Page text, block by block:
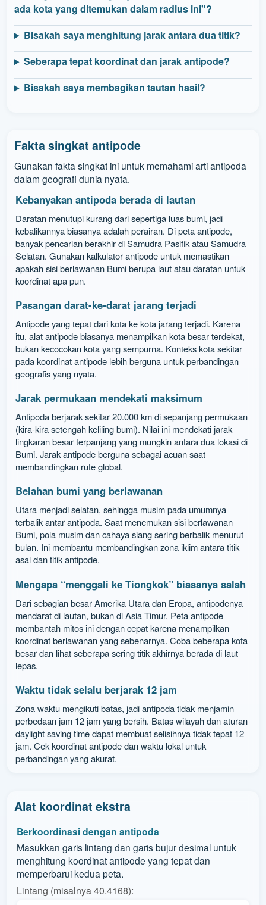
ada kota yang ditemukan dalam radius ini"?
Bisakah saya menghitung jarak antara dua titik?
Seberapa tepat koordinat dan jarak antipode?
Bisakah saya membagikan tautan hasil?
Fakta singkat antipode
Gunakan fakta singkat ini untuk memahami arti antipoda
dalam geografi dunia nyata.
Kebanyakan antipoda berada di lautan
Daratan menutupi kurang dari sepertiga luas bumi, jadi
kebalikannya biasanya adalah perairan. Di peta antipode,
banyak pencarian berakhir di Samudra Pasifik atau Samudra
Selatan. Gunakan kalkulator antipode untuk memastikan
apakah sisi berlawanan Bumi berupa laut atau daratan untuk
koordinat apa pun.
Pasangan darat-ke-darat jarang terjadi
Antipode yang tepat dari kota ke kota jarang terjadi. Karena
itu, alat antipode biasanya menampilkan kota besar terdekat,
bukan kecocokan kota yang sempurna. Konteks kota sekitar
pada koordinat antipode lebih berguna untuk perbandingan
geografis yang nyata.
Jarak permukaan mendekati maksimum
Antipoda berjarak sekitar 20.000 km di sepanjang permukaan
(kira-kira setengah keliling bumi). Nilai ini mendekati jarak
lingkaran besar terpanjang yang mungkin antara dua lokasi di
Bumi. Jarak antipode berguna sebagai acuan saat
membandingkan rute global.
Belahan bumi yang berlawanan
Utara menjadi selatan, sehingga musim pada umumnya
terbalik antar antipoda. Saat menemukan sisi berlawanan
Bumi, pola musim dan cahaya siang sering berbalik menurut
bulan. Ini membantu membandingkan zona iklim antara titik
asal dan titik antipode.
Mengapa “menggali ke Tiongkok” biasanya salah
Dari sebagian besar Amerika Utara dan Eropa, antipodenya
mendarat di lautan, bukan di Asia Timur. Peta antipode
membantah mitos ini dengan cepat karena menampilkan
koordinat berlawanan yang sebenarnya. Coba beberapa kota
besar dan lihat seberapa sering titik akhirnya berada di laut
lepas.
Waktu tidak selalu berjarak 12 jam
Zona waktu mengikuti batas, jadi antipoda tidak menjamin
perbedaan jam 12 jam yang bersih. Batas wilayah dan aturan
daylight saving time dapat membuat selisihnya tidak tepat 12
jam. Cek koordinat antipode dan waktu lokal untuk
perbandingan yang akurat.
Alat koordinat ekstra
Berkoordinasi dengan antipoda
Masukkan garis lintang dan garis bujur desimal untuk
menghitung koordinat antipode yang tepat dan
memperbarui kedua peta.
Lintang (misalnya 40.4168):